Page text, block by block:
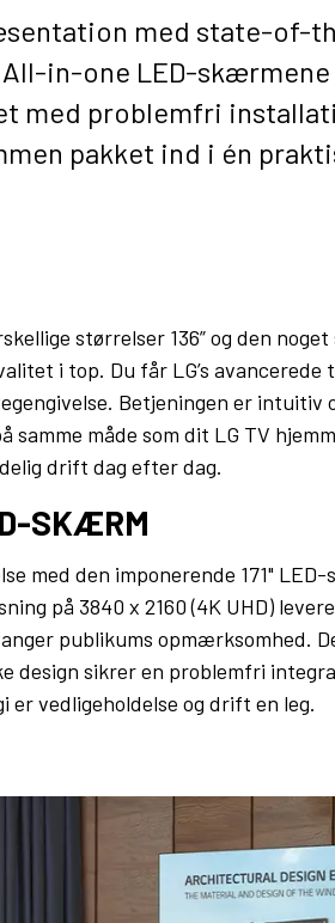
med state-of-
in-one LED-
med problemfri
pakket ind i én
størrelser 136” og den noget
i top. Du får LG’s avancerede
Betjeningen er intuitiv
måde som dit LG TV
drift dag efter dag.
SKÆRM
med den imponerende 171"
på 3840 x 2160 (4K UHD)
publikums opmærksomhed.
design sikrer en problemfri
er vedligeholdelse og drift en leg.